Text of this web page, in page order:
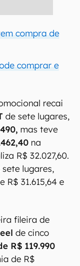
compra de
comprar e
recai
de sete lugares,
mas teve
na
R$ 32.027,60.
lugares,
31.615,64 e
fileira de
de cinco
R$ 119.990
de R$